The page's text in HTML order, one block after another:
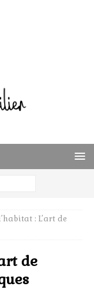
: L’art de
de